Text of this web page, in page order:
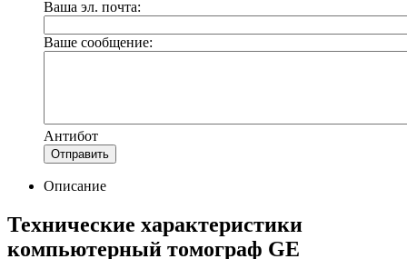
Ваша эл. почта:
Ваше сообщение:
Антибот
Отправить
Описание
Технические характеристики
компьютерный томограф GE